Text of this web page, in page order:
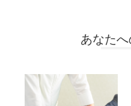
あなた